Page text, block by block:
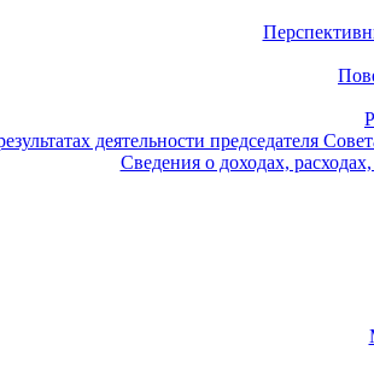
деятельности председателя
Сведения о доходах,